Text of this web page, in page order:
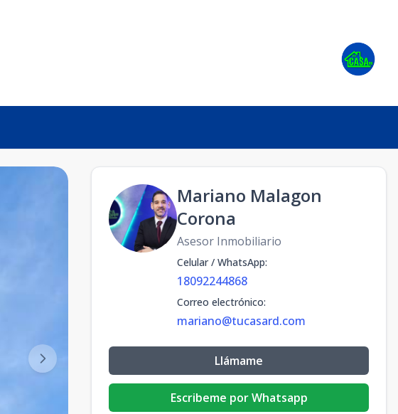
Mariano Malagon
Corona
Asesor Inmobiliario
Celular / WhatsApp:
18092244868
Correo electrónico:
mariano@tucasard.com
Llámame
Escribeme por Whatsapp